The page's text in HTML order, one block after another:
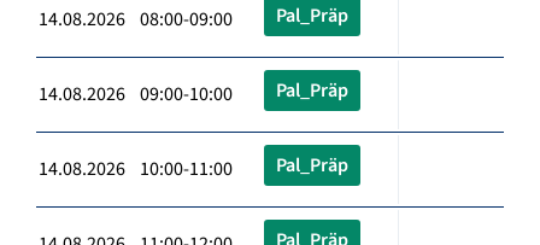
14.08.2026 08:00-09:00 Pal_Präp
14.08.2026 09:00-10:00 Pal_Präp
14.08.2026 10:00-11:00 Pal_Präp